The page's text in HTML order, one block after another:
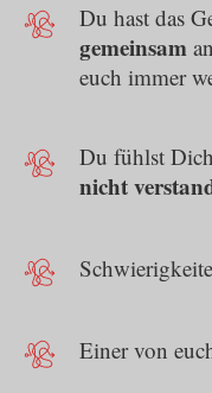
Du hast das
gemeinsam
euch immer
Du fühlst
nicht
Einer von